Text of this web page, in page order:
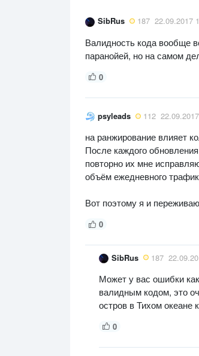
SibRus 187 22.09.2017
Валидность кода вообще
паранойей, но на самом
0
psyleads 112
на ранжирование влияет
После каждого
повторно их мне
объём ежедневного
Вот поэтому я и
0
SibRus 187
Может у вас ошибки
валидным кодом, это
остров в Тихом океане
0